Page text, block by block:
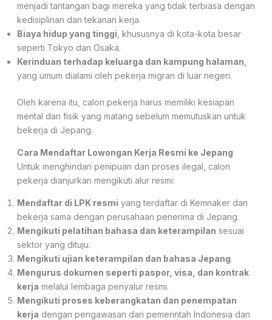
menjadi tantangan bagi mereka yang tidak terbiasa dengan
kedisiplinan dan tekanan kerja.
Biaya hidup yang tinggi , khususnya di kota-kota besar
seperti Tokyo dan Osaka.
Kerinduan terhadap keluarga dan kampung halaman
yang umum dialami oleh pekerja migran di luar negeri.
Oleh karena itu, calon pekerja harus memiliki kesiapan
mental dan fisik yang matang sebelum memutuskan untuk
bekerja di Jepang.
Cara Mendaftar Lowongan Kerja Resmi ke Jepang
Untuk menghindari penipuan dan proses ilegal, calon
pekerja dianjurkan mengikuti alur resmi:
Mendaftar di LPK resmi yang terdaftar di Kemnaker dan
bekerja sama dengan perusahaan penerima di Jepang.
Mengikuti pelatihan bahasa dan keterampilan sesuai
sektor yang dituju.
Mengikuti ujian keterampilan dan bahasa Jepang.
Mengurus dokumen seperti paspor, visa, dan kontrak
kerja melalui lembaga penyalur resmi.
Mengikuti proses keberangkatan dan penempatan
kerja dengan pengawasan dari pemerintah Indonesia dan